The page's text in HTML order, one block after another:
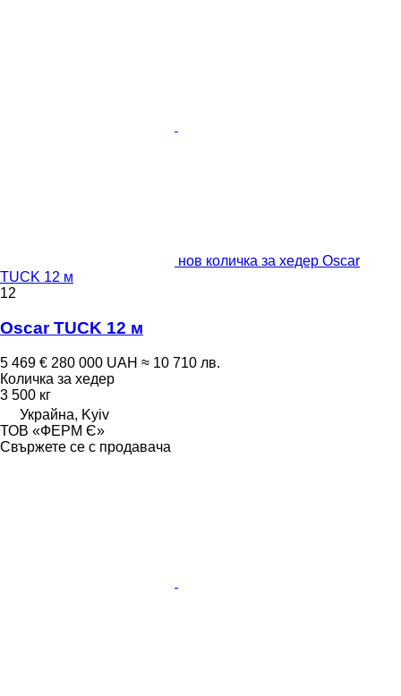
нов количка за хедер Oscar
TUCK 12 м
12
Oscar TUCK 12 м
5 469 € 280 000 UAH ≈ 10 710 лв.
Количка за хедер
3 500 кг
Украйна, Kyiv
ТОВ «ФЕРМ Є»
Свържете се с продавача